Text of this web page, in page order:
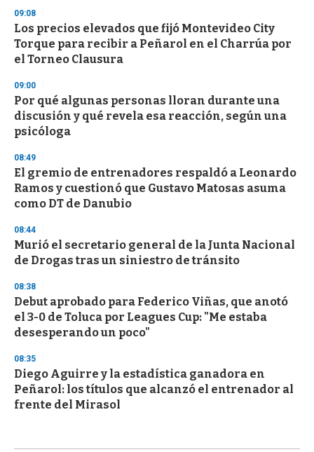
s
09:08
Los precios elevados que fijó Montevideo City
Torque para recibir a Peñarol en el Charrúa por
el Torneo Clausura
09:00
Por qué algunas personas lloran durante una
discusión y qué revela esa reacción, según una
psicóloga
08:49
El gremio de entrenadores respaldó a Leonardo
Ramos y cuestionó que Gustavo Matosas asuma
como DT de Danubio
08:44
Murió el secretario general de la Junta Nacional
de Drogas tras un siniestro de tránsito
08:38
Debut aprobado para Federico Viñas, que anotó
el 3-0 de Toluca por Leagues Cup: "Me estaba
desesperando un poco"
08:35
Diego Aguirre y la estadística ganadora en
Peñarol: los títulos que alcanzó el entrenador al
frente del Mirasol